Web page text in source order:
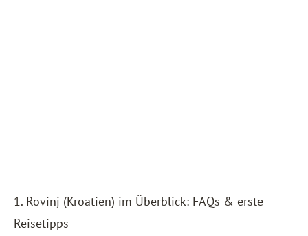
1. Rovinj (Kroatien) im Überblick: FAQs & erste
Reisetipps